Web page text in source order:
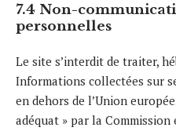
7.4 Non-
personnelles
Le site s’interdit de traiter,
Informations collectées sur
en dehors de l’Union
adéquat » par la